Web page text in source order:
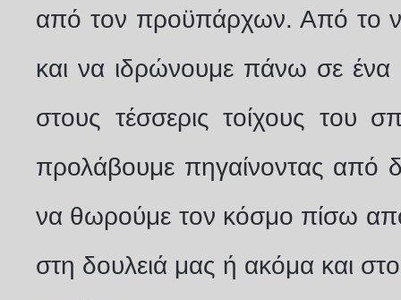
από τον προϋπάρχων. Από το να
και να ιδρώνουμε πάνω σε ένα
στους τέσσερις τοίχους του
προλάβουμε πηγαίνοντας από
να θωρούμε τον κόσμο πίσω
στη δουλειά μας ή ακόμα και